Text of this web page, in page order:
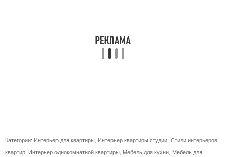
Категории: Интерьер для квартиры Интерьер квартиры студии Стили интерьеров
квартир Интерьер однокомнатной квартиры Мебель для кухни Мебель для